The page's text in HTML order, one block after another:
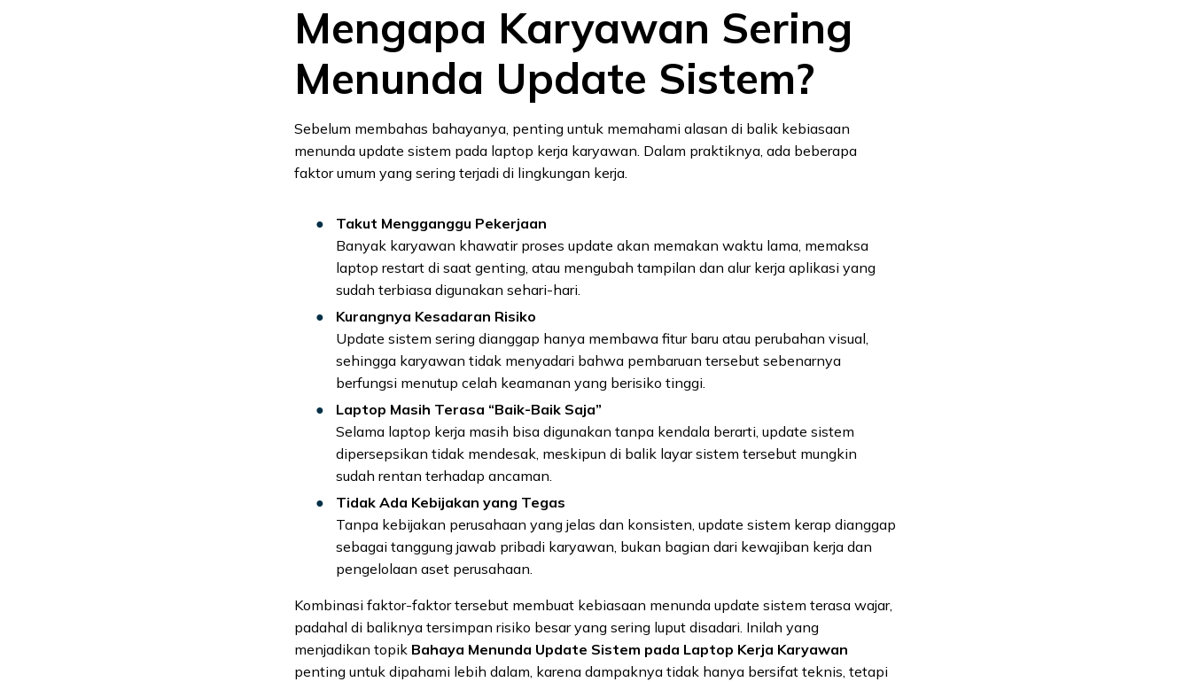
Mengapa Karyawan Sering
Menunda Update Sistem?
Sebelum membahas bahayanya, penting untuk memahami alasan di balik kebiasaan
menunda update sistem pada laptop kerja karyawan. Dalam praktiknya, ada beberapa
faktor umum yang sering terjadi di lingkungan kerja.
Takut Mengganggu Pekerjaan
Banyak karyawan khawatir proses update akan memakan waktu lama, memaksa
laptop restart di saat genting, atau mengubah tampilan dan alur kerja aplikasi yang
sudah terbiasa digunakan sehari-hari.
Kurangnya Kesadaran Risiko
Update sistem sering dianggap hanya membawa fitur baru atau perubahan visual,
sehingga karyawan tidak menyadari bahwa pembaruan tersebut sebenarnya
berfungsi menutup celah keamanan yang berisiko tinggi.
Laptop Masih Terasa “Baik-Baik Saja”
Selama laptop kerja masih bisa digunakan tanpa kendala berarti, update sistem
dipersepsikan tidak mendesak, meskipun di balik layar sistem tersebut mungkin
sudah rentan terhadap ancaman.
Tidak Ada Kebijakan yang Tegas
Tanpa kebijakan perusahaan yang jelas dan konsisten, update sistem kerap dianggap
sebagai tanggung jawab pribadi karyawan, bukan bagian dari kewajiban kerja dan
pengelolaan aset perusahaan.
Kombinasi faktor-faktor tersebut membuat kebiasaan menunda update sistem terasa wajar,
padahal di baliknya tersimpan risiko besar yang sering luput disadari. Inilah yang
menjadikan topik Bahaya Menunda Update Sistem pada Laptop Kerja Karyawan
penting untuk dipahami lebih dalam, karena dampaknya tidak hanya bersifat teknis, tetapi